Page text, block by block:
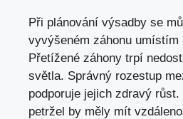
Při plánování výsadby se
vyvýšeném záhonu
Přetížené záhony trpí
světla. Správný rozestup
podporuje jejich zdravý
petržel by měly mít